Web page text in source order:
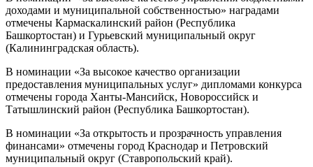
доходами и муниципальной собственностью» наградами
отмечены Кармаскалинский район (Республика
Башкортостан) и Гурьевский муниципальный округ
(Калининградская область).
В номинации «За высокое качество организации
предоставления муниципальных услуг» дипломами конкурса
отмечены города Ханты-Мансийск, Новороссийск и
Татышлинский район (Республика Башкортостан).
В номинации «За открытость и прозрачность управления
финансами» отмечены город Краснодар и Петровский
муниципальный округ (Ставропольский край).